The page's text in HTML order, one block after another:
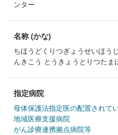
ンター
名称 (かな)
ちほうどくりつぎょうせいほう
んきこう とうきょうとりつたま
指定病院
母体保護法指定医の配置されて
地域医療支援病院
がん診療連携拠点病院等